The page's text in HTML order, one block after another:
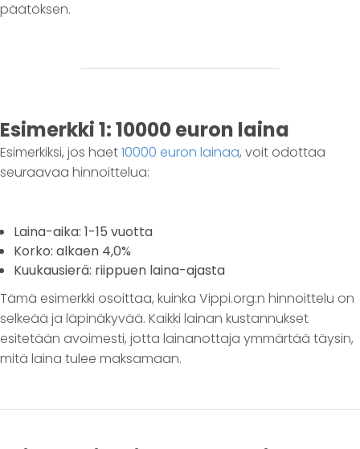
päätöksen.
Esimerkki 1: 10000 euron laina
Esimerkiksi, jos haet10000 euron lainaa, voit odottaa
seuraavaa hinnoittelua:
Laina-aika: 1-15 vuotta
Korko: alkaen 4,0%
Kuukausierä: riippuen laina-ajasta
Tämä esimerkki osoittaa, kuinka Vippi.org:n hinnoittelu on
selkeää ja läpinäkyvää. Kaikki lainan kustannukset
esitetään avoimesti, jotta lainanottaja ymmärtää täysin,
mitä laina tulee maksamaan.